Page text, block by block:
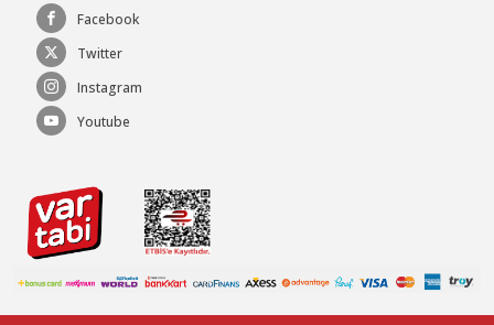
Facebook
Twitter
Instagram
Youtube